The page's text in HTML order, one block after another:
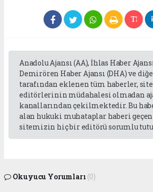
Anadolu Ajansı (AA), İhlas Haber
Demirören Haber Ajansı (DHA) ve
tarafından eklenen tüm haberler,
editörlerinin müdahalesi olmadan
kanallarından çekilmektedir. Bu
alan hukuki muhataplar haberi
sitemizin hiç bir editörü sorumlu
Okuyucu Yorumları (0)